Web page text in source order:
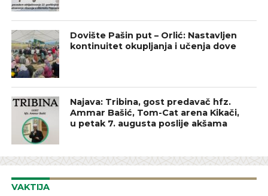
Dovište Pašin put – Orlić: Nastavljen
kontinuitet okupljanja i učenja dove
Najava: Tribina, gost predavač hfz.
Ammar Bašić, Tom-Cat arena Kikači,
u petak 7. augusta poslije akšama
VAKTIJA